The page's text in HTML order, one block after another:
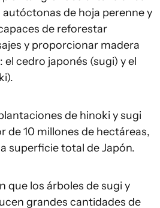
autóctonas de hoja perenne y
de reforestar
y proporcionar madera
cedro japonés (sugi) y el
de hinoki y sugi
de 10 millones de hectáreas,
superficie total de Japón.
que los árboles de sugi y
grandes cantidades de